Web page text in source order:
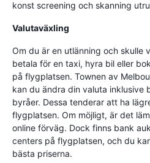
konst screening och skanning
Valutaväxling
Om du är en utlänning och skulle
betala för en taxi, hyra bil eller
på flygplatsen. Townen av
kan du ändra din valuta inklusive
byråer. Dessa tenderar att ha
flygplatsen. Om möjligt, är det
online förväg. Dock finns bank
centers på flygplatsen, och du
bästa priserna.